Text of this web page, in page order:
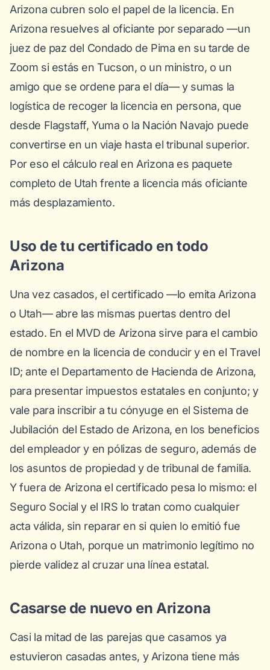
Arizona cubren solo el papel de la licencia. En
Arizona resuelves al oficiante por separado —un
juez de paz del Condado de Pima en su tarde de
Zoom si estás en Tucson, o un ministro, o un
amigo que se ordene para el día— y sumas la
logística de recoger la licencia en persona, que
desde Flagstaff, Yuma o la Nación Navajo puede
convertirse en un viaje hasta el tribunal superior.
Por eso el cálculo real en Arizona es paquete
completo de Utah frente a licencia más oficiante
más desplazamiento.
Uso de tu certificado en todo
Arizona
Una vez casados, el certificado —lo emita Arizona
o Utah— abre las mismas puertas dentro del
estado. En el MVD de Arizona sirve para el cambio
de nombre en la licencia de conducir y en el Travel
ID; ante el Departamento de Hacienda de Arizona,
para presentar impuestos estatales en conjunto; y
vale para inscribir a tu cónyuge en el Sistema de
Jubilación del Estado de Arizona, en los beneficios
del empleador y en pólizas de seguro, además de
los asuntos de propiedad y de tribunal de familia.
Y fuera de Arizona el certificado pesa lo mismo: el
Seguro Social y el IRS lo tratan como cualquier
acta válida, sin reparar en si quien lo emitió fue
Arizona o Utah, porque un matrimonio legítimo no
pierde validez al cruzar una línea estatal.
Casarse de nuevo en Arizona
Casi la mitad de las parejas que casamos ya
estuvieron casadas antes, y Arizona tiene más